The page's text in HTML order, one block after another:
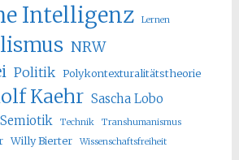
Intelligenz Lernen
NRW
Politik Polykontexturalitätstheorie
Kaehr Sascha Lobo
Semiotik Technik
Transhumanismus
Willy Bierter Wissenschaftsfreiheit